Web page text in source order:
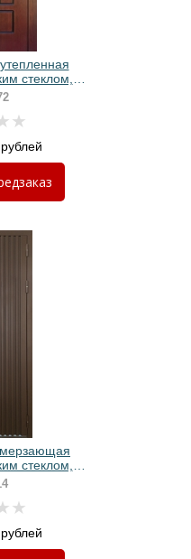
стеклом,
панелями МДФ
стеклом,
коричневой